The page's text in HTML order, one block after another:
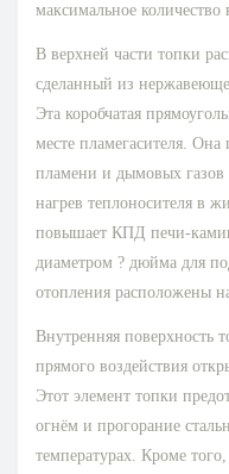
максимальное количество
В верхней части топки
сделанный из
Эта коробчатая
месте пламегасителя.
пламени и дымовых газов
нагрев теплоносителя в
повышает КПД печи-
диаметром ? дюйма для
отопления расположены
Внутренняя поверхность
прямого воздействия
Этот элемент топки
огнём и прогорание
температурах. Кроме